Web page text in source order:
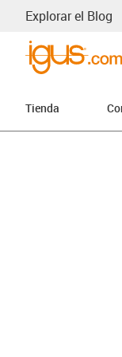
Explorar el Blog
Tienda